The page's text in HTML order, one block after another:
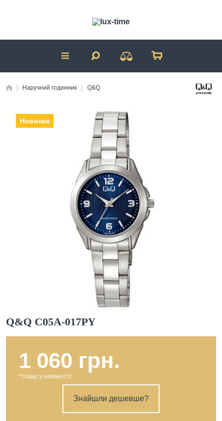
Наручний годинник Q&Q
Новинка
Q&Q C05A-017PY
1 060 грн.
*товар у наявності.
Знайшли дешевше?